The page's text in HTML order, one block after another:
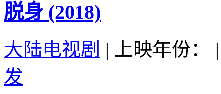
脱身 (2018)
大陆电视剧 | 上映年份：
|
发